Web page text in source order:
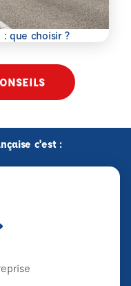
que choisir ?
c'est :